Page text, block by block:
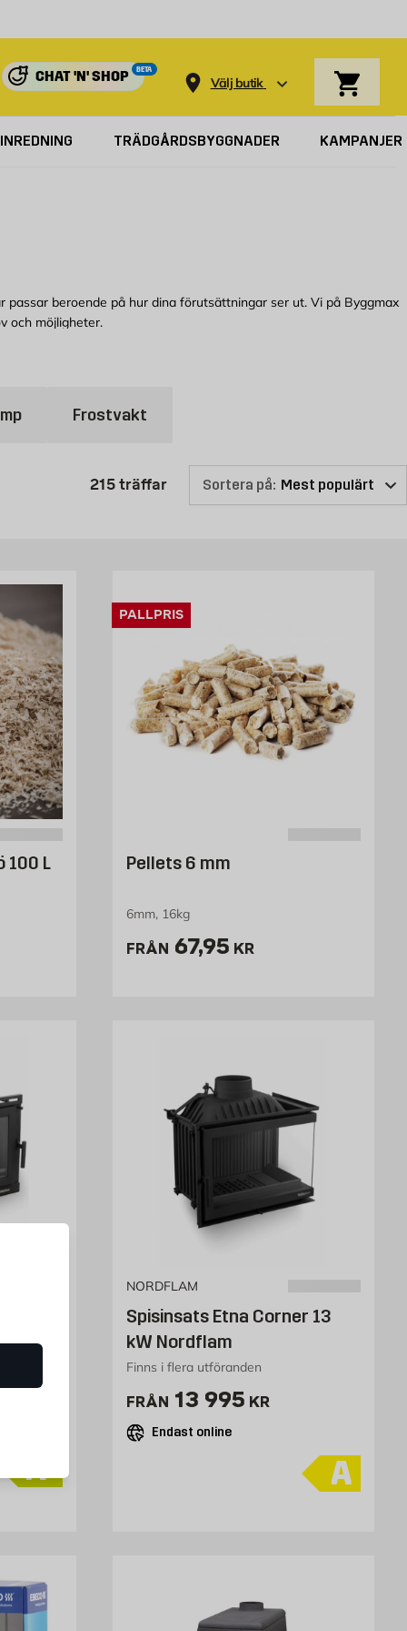
CHAT 'N' SHOP
BETA
Välj butik
INREDNING TRÄDGÅRDSBYGGNADER KAMPANJER
beroende på hur dina förutsättningar ser ut. Vi på Byggmax
och möjligheter.
eller modernelkamin
Frostvakt
215 träffarProduktlistan är uppdaterad:
Sortera på:
L
PALLPRIS
Pellets 6 mm
6mm, 16kg
FRÅN Pris 67.95 kr
67,95 KR
A
NORDFLAM
Spisinsats Etna Corner 13
kW Nordflam
Finns i flera utföranden
FRÅN Pris 13995 kr
13 995 KR
Endast online
A